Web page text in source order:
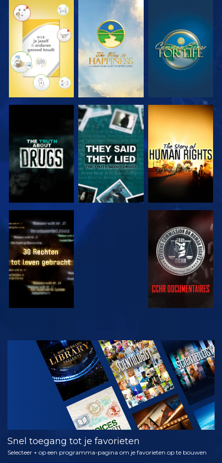
KIJK KIJK KIJK
KIJK KIJK
KIJK KIJK
KIJK
VERKEN DE
SERIE
Snel toegang tot je favorieten
Selecteer + op een programma-pagina om je favorieten op te bouwen